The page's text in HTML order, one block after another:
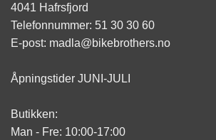
4041 Hafrsfjord
Telefonnummer: 51 30 30 60
E-post: madla@bikebrothers.no
Åpningstider JUNI-JULI
Butikken:
Man - Fre: 10:00-17:00